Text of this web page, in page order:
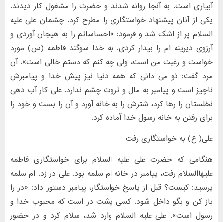
آبیاری است. به آنجا روانه شدند و حضرت را مشغول کار دیدند.
یکی از آنان پیشنهاد خواستگاری را مطرح کرد. چشمان علی علیه
السلام پر از اشک شد و فرمود: «احساساتم را به هیجان آوردی و
آرزوی دیرینه ام را بیدار کردی. به خدا سوگند فاطمه (س) مورد
خواست و رغبت من است، ولی چه کنم که دستم خالی است». آن
مرد گفت: تو می دانی که همه دنیا نیز پیش خدا و پیامبرش
ناچیز است و پیامبر به مال و ثروت چشم ندارد. علی کار آب دهی
نخلستان را رها کرد، شترش را به خانه آورد و آن را بست و خود را
برای رفتن به خانه رسول خدا آماده کرد.
علی( ع) به خواستگاری رفت
هنگامی که حضرت علی علیه السلام برای خواستگاری فاطمه
علیهاالسلام رفت، پیامبر در خانه ام سلمه بود. علی در زد. ام سلمه
پرسید: کیست؟ قبل از پاسخ خواستگار، پیامبر دستور داد: «در را
باز کن و بگو داخل شود. کسی پشت در است که محبوب خدا و
رسول است». علی علیه السلام وارد شد، سلام کرد و در حضور